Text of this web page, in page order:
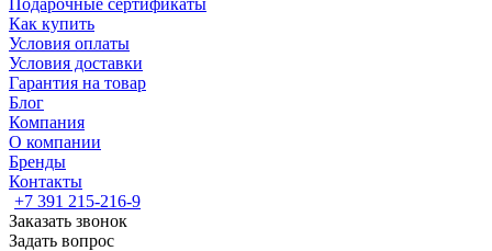
Подарочные сертификаты
Как купить
Условия оплаты
Условия доставки
Гарантия на товар
Блог
Компания
О компании
Бренды
Контакты
+7 391 215-216-9
Заказать звонок
Задать вопрос